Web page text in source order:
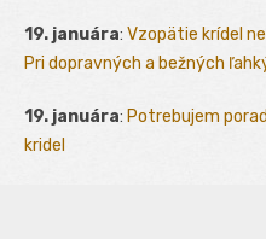
19. januára: Vzopätie krídel
Pri dopravných a bežných
19. januára: Potrebujem
kridel